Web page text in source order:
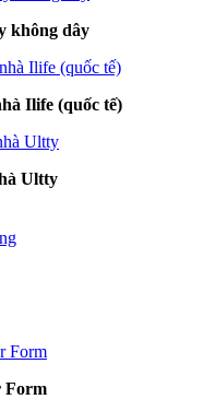
không dây
Ilife (quốc tế)
Ultty
Form